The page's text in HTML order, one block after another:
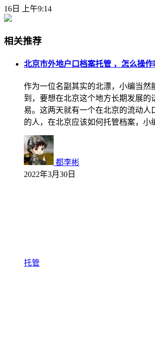
16日 上午9:14
相关推荐
北京市外地户口档案托管 ，怎么操作
作为一位名副其实的北漂，小编当然
到，要想在北京这个地方长期发展的
易。这两天就有一个在北京的流动人
的人，在北京应该如何托管档案，
都李彬
2022年3月30日
托管